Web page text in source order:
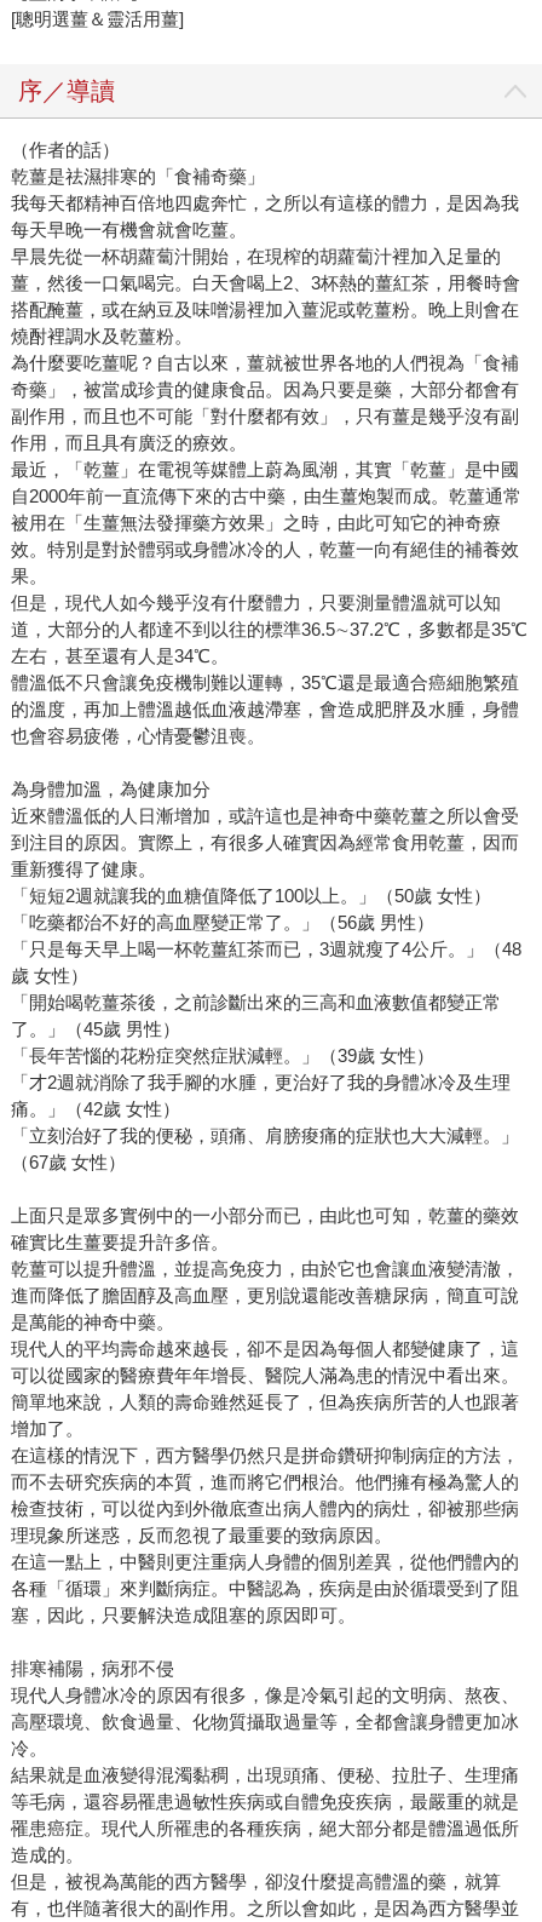
[聰明選薑＆靈活用薑]
序／導讀
（作者的話）
乾薑是祛濕排寒的「食補奇藥」
我每天都精神百倍地四處奔忙，之所以有這樣的體力，是因為我
每天早晚一有機會就會吃薑。
早晨先從一杯胡蘿蔔汁開始，在現榨的胡蘿蔔汁裡加入足量的
薑，然後一口氣喝完。白天會喝上2、3杯熱的薑紅茶，用餐時會
搭配醃薑，或在納豆及味噌湯裡加入薑泥或乾薑粉。晚上則會在
燒酎裡調水及乾薑粉。
為什麼要吃薑呢？自古以來，薑就被世界各地的人們視為「食補
奇藥」，被當成珍貴的健康食品。因為只要是藥，大部分都會有
副作用，而且也不可能「對什麼都有效」，只有薑是幾乎沒有副
作用，而且具有廣泛的療效。
最近，「乾薑」在電視等媒體上蔚為風潮，其實「乾薑」是中國
自2000年前一直流傳下來的古中藥，由生薑炮製而成。乾薑通常
被用在「生薑無法發揮藥方效果」之時，由此可知它的神奇療
效。特別是對於體弱或身體冰冷的人，乾薑一向有絕佳的補養效
果。
但是，現代人如今幾乎沒有什麼體力，只要測量體溫就可以知
道，大部分的人都達不到以往的標準36.5∼37.2℃，多數都是35℃
左右，甚至還有人是34℃。
體溫低不只會讓免疫機制難以運轉，35℃還是最適合癌細胞繁殖
的溫度，再加上體溫越低血液越滯塞，會造成肥胖及水腫，身體
也會容易疲倦，心情憂鬱沮喪。
為身體加溫，為健康加分
近來體溫低的人日漸增加，或許這也是神奇中藥乾薑之所以會受
到注目的原因。實際上，有很多人確實因為經常食用乾薑，因而
重新獲得了健康。
「短短2週就讓我的血糖值降低了100以上。」（50歲 女性）
「吃藥都治不好的高血壓變正常了。」（56歲 男性）
「只是每天早上喝一杯乾薑紅茶而已，3週就瘦了4公斤。」（48
歲 女性）
「開始喝乾薑茶後，之前診斷出來的三高和血液數值都變正常
了。」（45歲 男性）
「長年苦惱的花粉症突然症狀減輕。」（39歲 女性）
「才2週就消除了我手腳的水腫，更治好了我的身體冰冷及生理
痛。」（42歲 女性）
「立刻治好了我的便秘，頭痛、肩膀痠痛的症狀也大大減輕。」
（67歲 女性）
上面只是眾多實例中的一小部分而已，由此也可知，乾薑的藥效
確實比生薑要提升許多倍。
乾薑可以提升體溫，並提高免疫力，由於它也會讓血液變清澈，
進而降低了膽固醇及高血壓，更別說還能改善糖尿病，簡直可說
是萬能的神奇中藥。
現代人的平均壽命越來越長，卻不是因為每個人都變健康了，這
可以從國家的醫療費年年增長、醫院人滿為患的情況中看出來。
簡單地來說，人類的壽命雖然延長了，但為疾病所苦的人也跟著
增加了。
在這樣的情況下，西方醫學仍然只是拼命鑽研抑制病症的方法，
而不去研究疾病的本質，進而將它們根治。他們擁有極為驚人的
檢查技術，可以從內到外徹底查出病人體內的病灶，卻被那些病
理現象所迷惑，反而忽視了最重要的致病原因。
在這一點上，中醫則更注重病人身體的個別差異，從他們體內的
各種「循環」來判斷病症。中醫認為，疾病是由於循環受到了阻
塞，因此，只要解決造成阻塞的原因即可。
排寒補陽，病邪不侵
現代人身體冰冷的原因有很多，像是冷氣引起的文明病、熬夜、
高壓環境、飲食過量、化物質攝取過量等，全都會讓身體更加冰
冷。
結果就是血液變得混濁黏稠，出現頭痛、便秘、拉肚子、生理痛
等毛病，還容易罹患過敏性疾病或自體免疫疾病，最嚴重的就是
罹患癌症。現代人所罹患的各種疾病，絕大部分都是體溫過低所
造成的。
但是，被視為萬能的西方醫學，卻沒什麼提高體溫的藥，就算
有，也伴隨著很大的副作用。之所以會如此，是因為西方醫學並